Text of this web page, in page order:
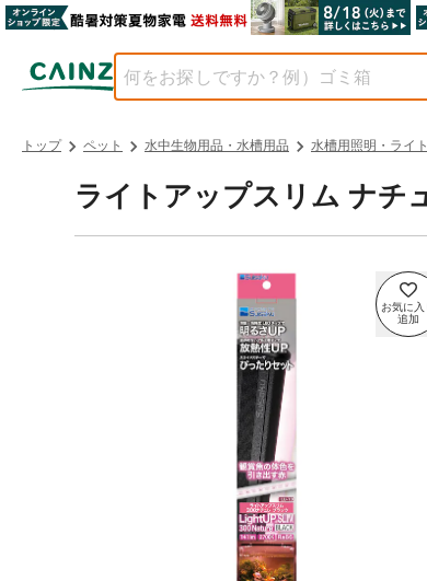
トップ ペット 水中生物用品・水槽用品 水槽用照明・ライト
ライトアップスリム ナチ